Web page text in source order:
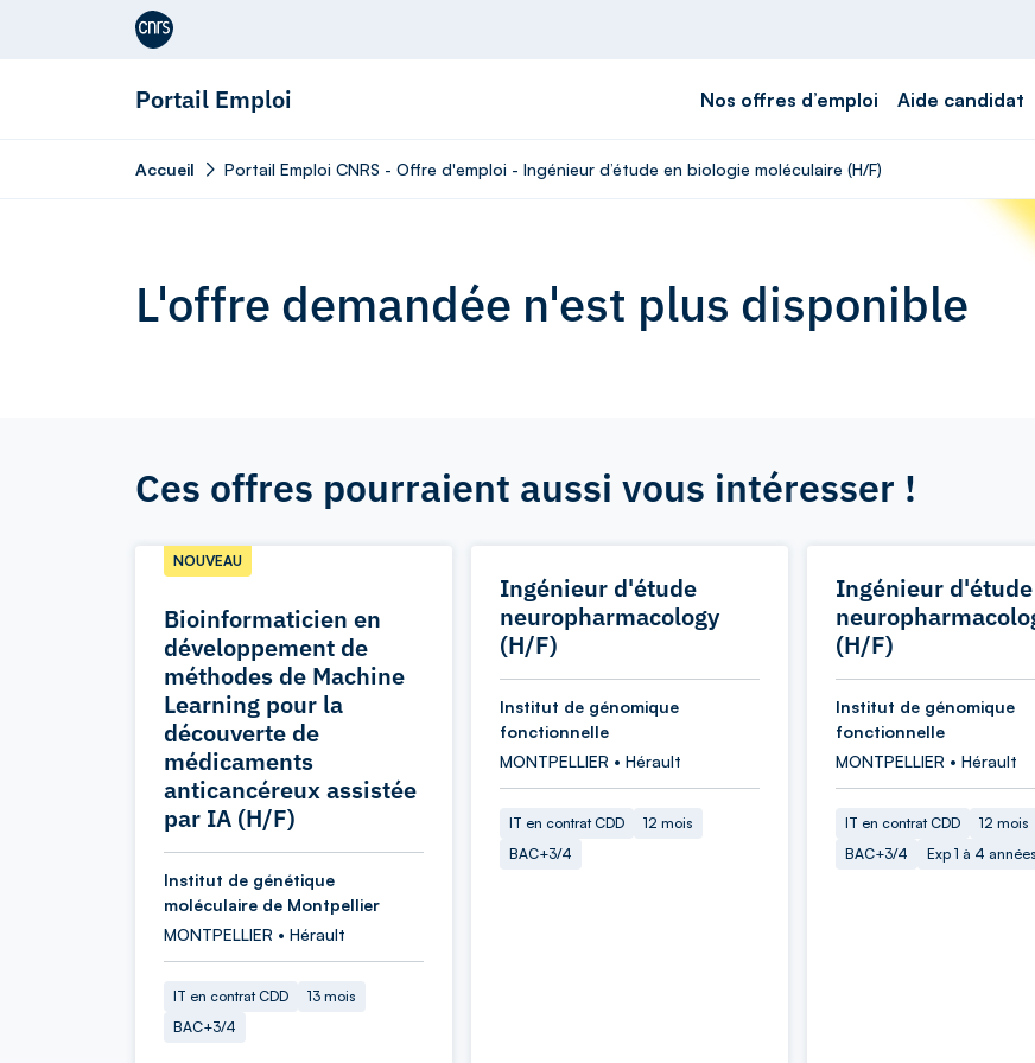
Aller au contenu
Portail Emploi Nos offres d’emploi Aide candidat
Accueil Portail Emploi CNRS - Offre d'emploi - Ingénieur d’étude en biologie moléculaire (H/F)
L'offre demandée n'est plus disponible
Ces offres pourraient aussi vous intéresser !
Bioinformaticien en
développement de
méthodes de Machine
Learning pour la
découverte de
médicaments
anticancéreux assistée
par IA (H/F)
NOUVEAU
Institut de génétique
moléculaire de Montpellier
MONTPELLIER • Hérault
IT en contrat CDD
13 mois
BAC+3/4
Ingénieur d'étude
neuropharmacology
(H/F)
Institut de génomique
fonctionnelle
MONTPELLIER • Hérault
IT en contrat CDD
12 mois
BAC+3/4
Ingénieur d'étude
(H/F)
Institut de génomique
fonctionnelle
MONTPELLIER • Hérault
IT en contrat CDD
12 mois
BAC+3/4
Exp 1 à 4 années